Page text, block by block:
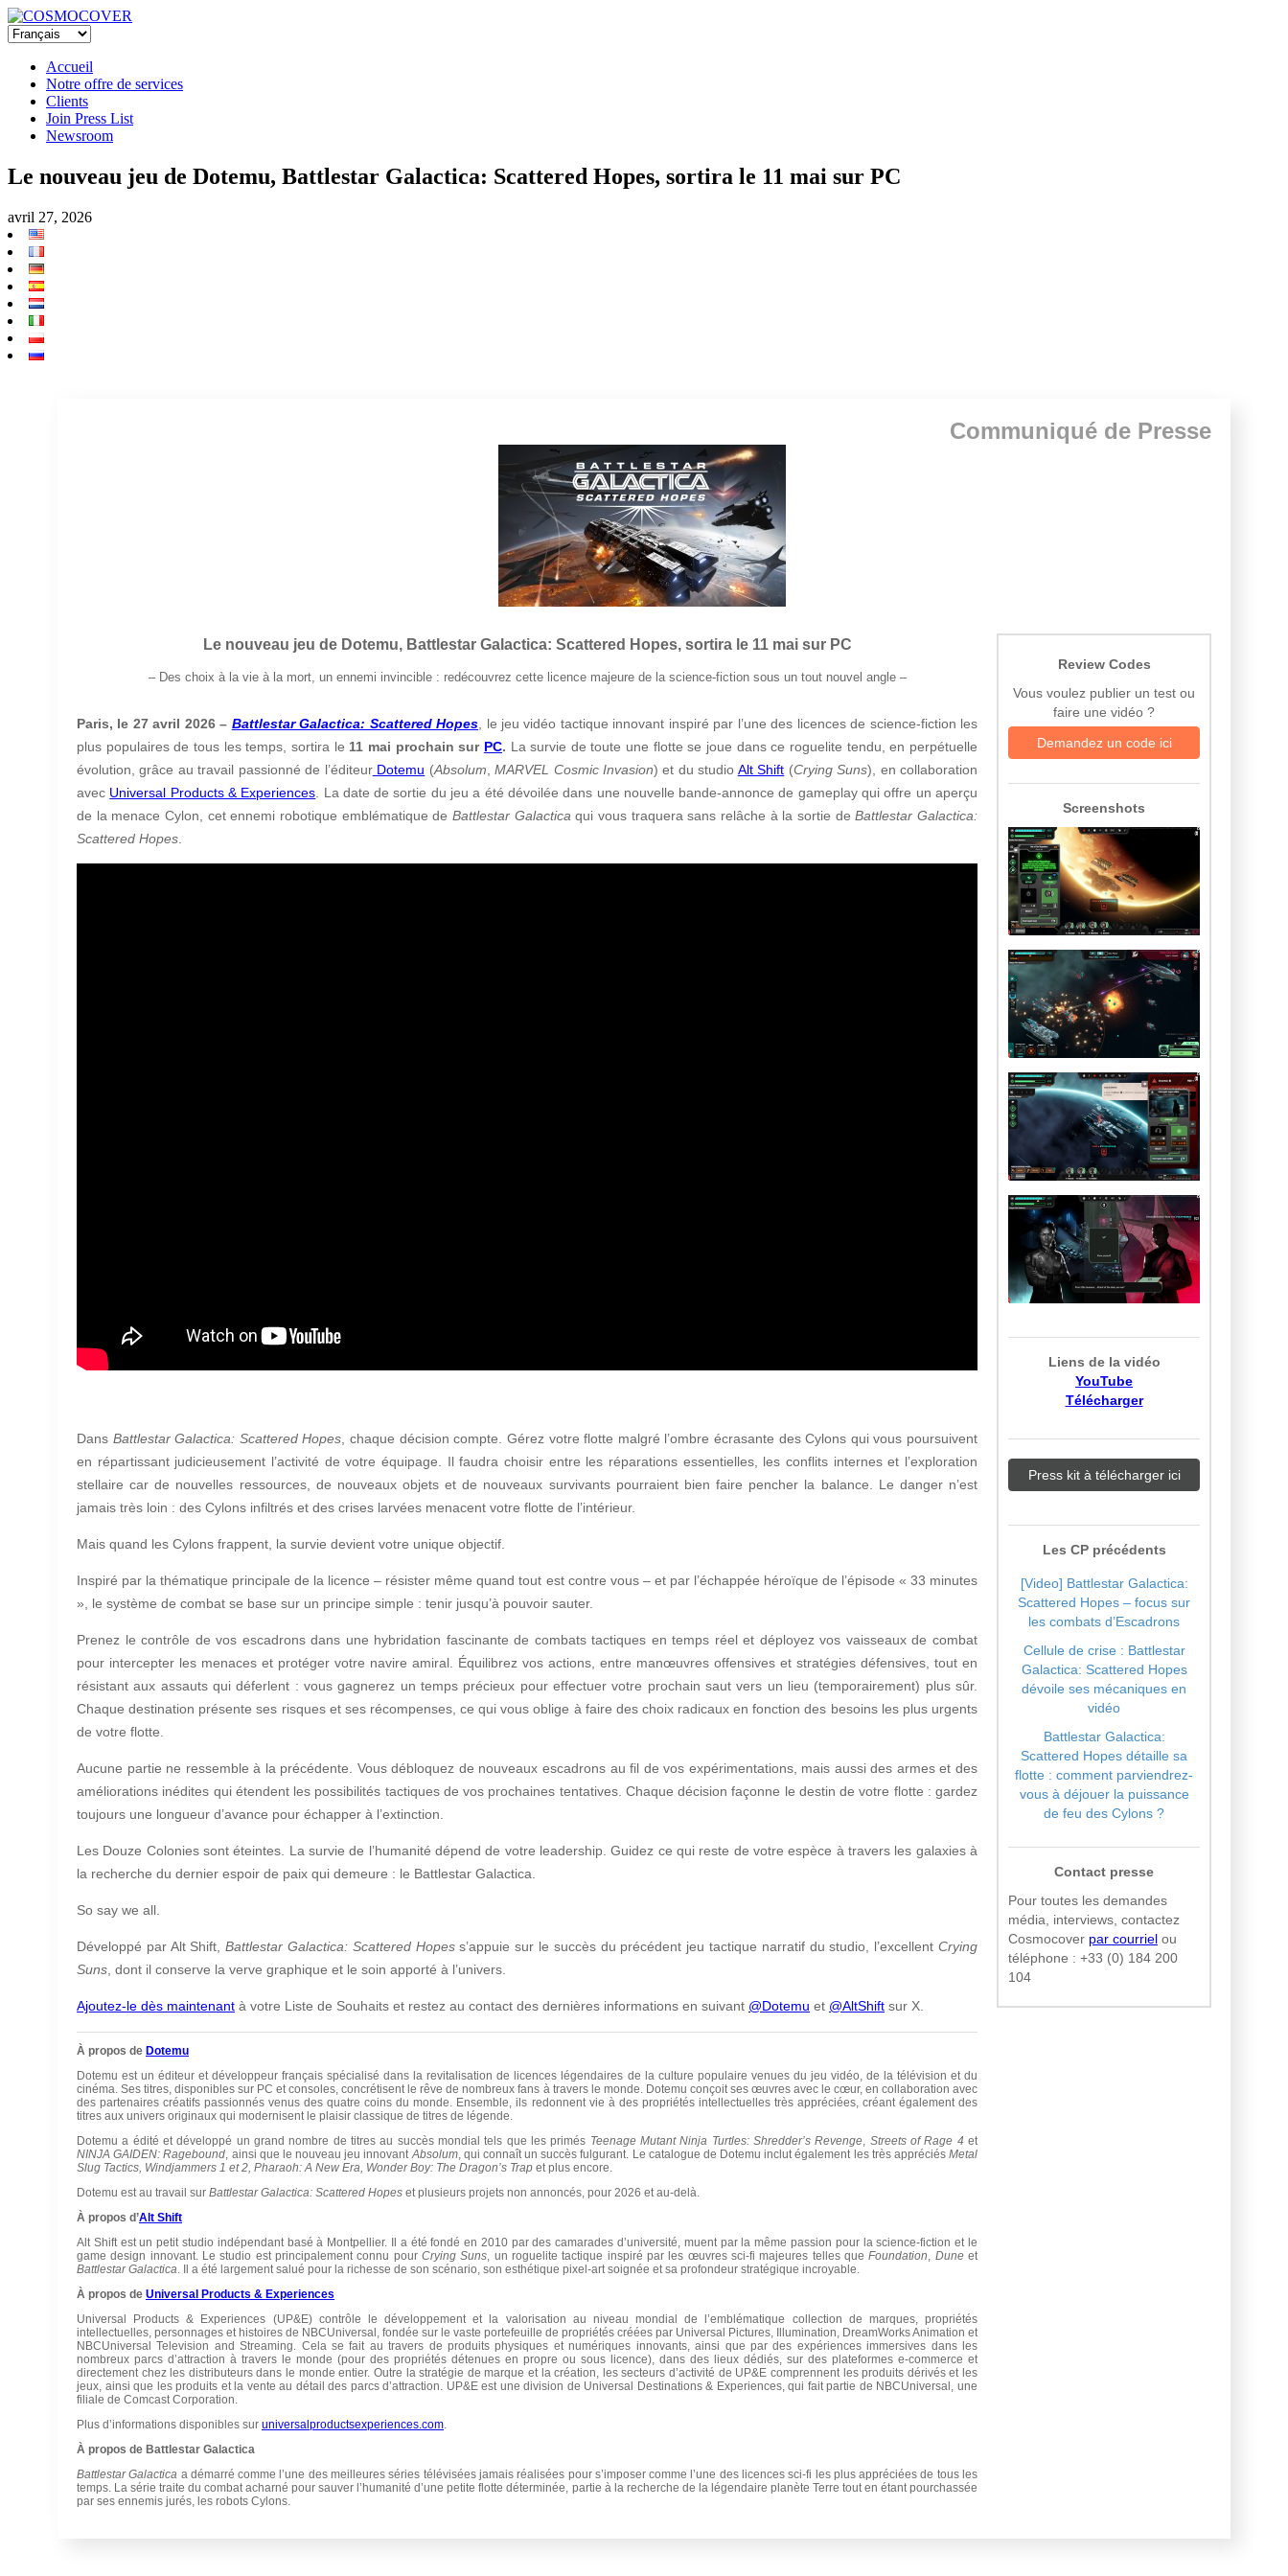
Accueil
Notre offre de services
Clients
Join Press List
Newsroom
Le nouveau jeu de Dotemu, Battlestar Galactica: Scattered Hopes, sortira le 11 mai sur PC
avril 27, 2026
Communiqué de Presse
Le nouveau jeu de Dotemu, Battlestar Galactica: Scattered Hopes, sortira le 11 mai sur PC
– Des choix à la vie à la mort, un ennemi invincible : redécouvrez cette licence majeure de la science-fiction sous un tout nouvel angle–
Paris, le 27 avril 2026 – Battlestar Galactica: Scattered Hopes , le jeu vidéo tactique innovant inspiré par l’une des licences de science-fiction les
plus populaires de tous les temps, sortira le 11 mai prochain sur PC. La survie de toute une flotte se joue dans ce roguelite tendu, en perpétuelle
évolution, grâce au travail passionné de l’éditeur Dotemu (Absolum ,MARVEL Cosmic Invasion) et du studio Alt Shift (Crying Suns), en collaboration
avec Universal Products & Experiences . La date de sortie du jeu a été dévoilée dans une nouvelle bande-annonce de gameplay qui offre un aperçu
de la menace Cylon, cet ennemi robotique emblématique de Battlestar Galacticaqui vous traquera sans relâche à la sortie deBattlestar Galactica:
Scattered Hopes
Dans Battlestar Galactica: Scattered Hopes , chaque décision compte. Gérez votre flotte malgré l’ombre écrasante des Cylons qui vous poursuivent
en répartissant judicieusement l’activité de votre équipage. Il faudra choisir entre les réparations essentielles, les conflits internes et l’exploration
stellaire car de nouvelles ressources, de nouveaux objets et de nouveaux survivants pourraient bien faire pencher la balance. Le danger n’est
jamais très loin : des Cylons infiltrés et des crises larvées menacent votre flotte de l’intérieur.
Mais quand les Cylons frappent, la survie devient votre unique objectif.
Inspiré par la thématique principale de la licence – résister même quand tout est contre vous – et par l’échappée héroïque de l’épisode « 33 minutes
», le système de combat se base sur un principe simple : tenir jusqu’à pouvoir sauter.
Prenez le contrôle de vos escadrons dans une hybridation fascinante de combats tactiques en temps réel et déployez vos vaisseaux de combat
pour intercepter les menaces et protéger votre navire amiral. Équilibrez vos actions, entre manœuvres offensives et stratégies défensives, tout en
résistant aux assauts qui déferlent : vous gagnerez un temps précieux pour effectuer votre prochain saut vers un lieu (temporairement) plus sûr.
Chaque destination présente ses risques et ses récompenses, ce qui vous oblige à faire des choix radicaux en fonction des besoins les plus urgents
de votre flotte.
Aucune partie ne ressemble à la précédente. Vous débloquez de nouveaux escadrons au fil de vos expérimentations, mais aussi des armes et des
améliorations inédites qui étendent les possibilités tactiques de vos prochaines tentatives. Chaque décision façonne le destin de votre flotte : gardez
toujours une longueur d’avance pour échapper à l’extinction.
Les Douze Colonies sont éteintes. La survie de l’humanité dépend de votre leadership. Guidez ce qui reste de votre espèce à travers les galaxies à
la recherche du dernier espoir de paix qui demeure : le Battlestar Galactica.
So say we all.
Développé par Alt Shift,Battlestar Galactica: Scattered Hopess’appuie sur le succès du précédent jeu tactique narratif du studio, l’excellentCrying
Suns , dont il conserve la verve graphique et le soin apporté à l’univers.
Ajoutez-le dès maintenant à votre Liste de Souhaits et restez au contact des dernières informations en suivant @Dotemu et @AltShift sur X.
À propos de Dotemu
Dotemu est un éditeur et développeur français spécialisé dans la revitalisation de licences légendaires de la culture populaire venues du jeu vidéo, de la télévision et du
cinéma. Ses titres, disponibles sur PC et consoles, concrétisent le rêve de nombreux fans à travers le monde. Dotemu conçoit ses œuvres avec le cœur, en collaboration avec
des partenaires créatifs passionnés venus des quatre coins du monde. Ensemble, ils redonnent vie à des propriétés intellectuelles très appréciées, créant également des
titres aux univers originaux qui modernisent le plaisir classique de titres de légende.
Dotemu a édité et développé un grand nombre de titres au succès mondial tels que les primés Teenage Mutant Ninja Turtles: Shredder’s Revenge, Streets of Rage 4 et
NINJA GAIDEN: Ragebound, ainsi que le nouveau jeu innovantAbsolum, qui connaît un succès fulgurant. Le catalogue de Dotemu inclut également les très appréciésMetal
Slug Tactics, Windjammers 1 et 2, Pharaoh: A New Era, Wonder Boy: The Dragon’s Trap et plus encore.
Dotemu est au travail sur Battlestar Galactica: Scattered Hopes et plusieurs projets non annoncés, pour 2026 et au-delà.
À propos d’Alt Shift
Alt Shift est un petit studio indépendant basé à Montpellier. Il a été fondé en 2010 par des camarades d’université, muent par la même passion pour la science-fiction et le
game design innovant. Le studio est principalement connu pour Crying Suns, un roguelite tactique inspiré par les œuvres sci-fi majeures telles queFoundation, Duneet
Battlestar Galactica. Il a été largement salué pour la richesse de son scénario, son esthétique pixel-art soignée et sa profondeur stratégique incroyable.
À propos de Universal Products & Experiences
Universal Products & Experiences (UP&E) contrôle le développement et la valorisation au niveau mondial de l’emblématique collection de marques, propriétés
intellectuelles, personnages et histoires de NBCUniversal, fondée sur le vaste portefeuille de propriétés créées par Universal Pictures, Illumination, DreamWorks Animation et
NBCUniversal Television and Streaming. Cela se fait au travers de produits physiques et numériques innovants, ainsi que par des expériences immersives dans les
nombreux parcs d’attraction à travers le monde (pour des propriétés détenues en propre ou sous licence), dans des lieux dédiés, sur des plateformes e-commerce et
directement chez les distributeurs dans le monde entier. Outre la stratégie de marque et la création, les secteurs d’activité de UP&E comprennent les produits dérivés et les
jeux, ainsi que les produits et la vente au détail des parcs d’attraction. UP&E est une division de Universal Destinations & Experiences, qui fait partie de NBCUniversal, une
filiale de Comcast Corporation.
Plus d’informations disponibles sur universalproductsexperiences.com.
À propos de Battlestar Galactica
Battlestar Galactica a démarré comme l’une des meilleures séries télévisées jamais réalisées pour s’imposer comme l’une des licences sci-fi les plus appréciées de tous les
temps. La série traite du combat acharné pour sauver l’humanité d’une petite flotte déterminée, partie à la recherche de la légendaire planète Terre tout en étant pourchassée
par ses ennemis jurés, les robots Cylons.
Review Codes
Vous voulez publier un test ou
faire une vidéo ?
Demandez un code ici
Screenshots
Liens de la vidéo
YouTube
Télécharger
Press kit à télécharger ici
Les CP précédents
[Video] Battlestar Galactica:
Scattered Hopes – focus sur
les combats d’Escadrons
Cellule de crise : Battlestar
Galactica: Scattered Hopes
dévoile ses mécaniques en
vidéo
Battlestar Galactica:
Scattered Hopes détaille sa
flotte : comment parviendrez-
vous à déjouer la puissance
de feu des Cylons ?
Contact presse
Pour toutes les demandes
média, interviews, contactez
Cosmocover par courriel ou
téléphone : +33 (0) 184 200
104